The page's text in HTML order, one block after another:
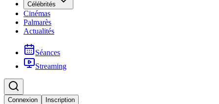
Célébrités
Cinémas
Palmarès
Actualités
Séances
Streaming
Connexion Inscription